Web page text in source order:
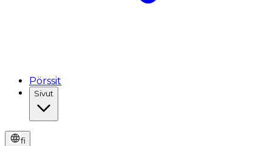
Pörssit
Sivut
fi